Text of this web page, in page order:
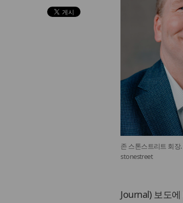
존 스톤스트리트 회
stonestreet
Journal) 보도